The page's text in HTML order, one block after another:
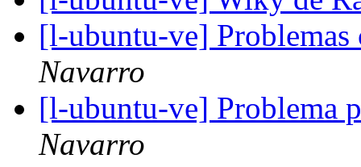
[l-ubuntu-ve]
Navarro
[l-ubuntu-ve] Problema
Navarro